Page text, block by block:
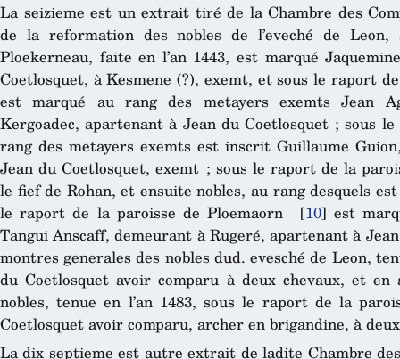
La seizieme est un extrait tiré de la Chambre des
de la reformation des nobles de l’eveché de
Ploekerneau, faite en l’an 1443, est marqué
Coetlosquet, à Kesmene (?), exemt, et sous le raport
est marqué au rang des metayers exemts Jean
Kergoadec, apartenant à Jean du Coetlosquet ; sous
rang des metayers exemts est inscrit Guillaume
Jean du Coetlosquet, exemt ; sous le raport de la
le fief de Rohan, et ensuite nobles, au rang desquels
le raport de la paroisse de Ploemaorn
[10] est
Tangui Anscaff, demeurant à Rugeré, apartenant à
montres generales des nobles dud. evesché de Leon,
du Coetlosquet avoir comparu à deux chevaux, et
nobles, tenue en l’an 1483, sous le raport de la
Coetlosquet avoir comparu, archer en brigandine, à
La dix septieme est autre extrait de ladite Chambre